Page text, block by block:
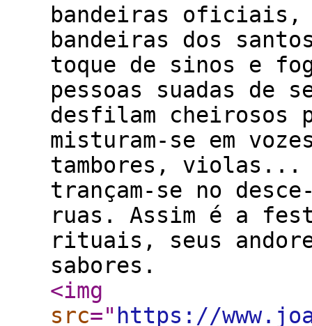
bandeiras oficiais,
bandeiras dos
toque de sinos e
pessoas suadas de
desfilam cheirosos
misturam-se em
tambores, violas...
trançam-se no
ruas. Assim é a
rituais, seus
sabores.
<img
src=" https://